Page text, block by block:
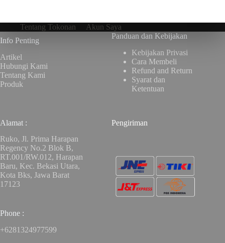
Tentang Tokonan
Akun Saya
Info Penting
Artikel
Hubungi Kami
Tentang Kami
Produk
Panduan dan Kebijakan
Kebijakan Privasi
Cara Membeli
Refund and Return
Syarat dan
Ketentuan
Alamat :
Ruko, Jl. Prima Harapan
Regency No.2 Blok B,
RT.001/RW.012, Harapan
Baru, Kec. Bekasi Utara,
Kota Bks, Jawa Barat
17123
Phone :
+6281324977599
Pengiriman